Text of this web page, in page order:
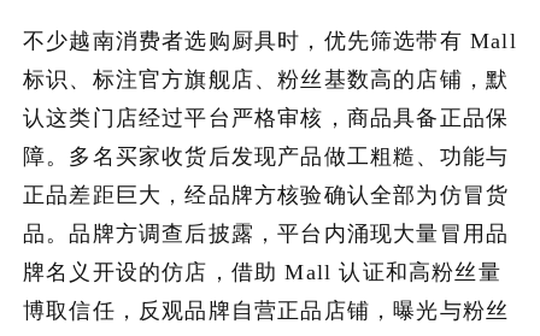
加入潮域
不少越南消费者选购厨具时，优先筛选带有 Mall
标识、标注官方旗舰店、粉丝基数高的店铺，默
认这类门店经过平台严格审核，商品具备正品保
障。多名买家收货后发现产品做工粗糙、功能与
正品差距巨大，经品牌方核验确认全部为仿冒货
品。品牌方调查后披露，平台内涌现大量冒用品
牌名义开设的仿店，借助 Mall 认证和高粉丝量
博取信任，反观品牌自营正品店铺，曝光与粉丝